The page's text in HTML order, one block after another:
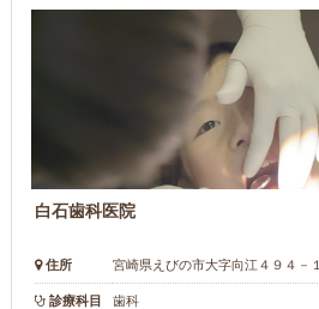
白石歯科医院
住所 宮崎県えびの市大字向江４９４－１
診療科目 歯科